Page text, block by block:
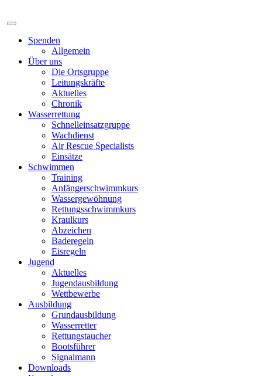
Spenden
Allgemein
Über uns
Die Ortsgruppe
Leitungskräfte
Aktuelles
Chronik
Wasserrettung
Schnelleinsatzgruppe
Wachdienst
Air Rescue Specialists
Einsätze
Schwimmen
Training
Anfängerschwimmkurs
Wassergewöhnung
Rettungsschwimmkurs
Kraulkurs
Abzeichen
Baderegeln
Eisregeln
Jugend
Aktuelles
Jugendausbildung
Wettbewerbe
Ausbildung
Grundausbildung
Wasserretter
Rettungstaucher
Bootsführer
Signalmann
Downloads